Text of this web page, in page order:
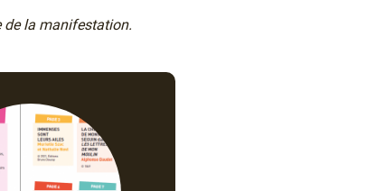
de la manifestation.